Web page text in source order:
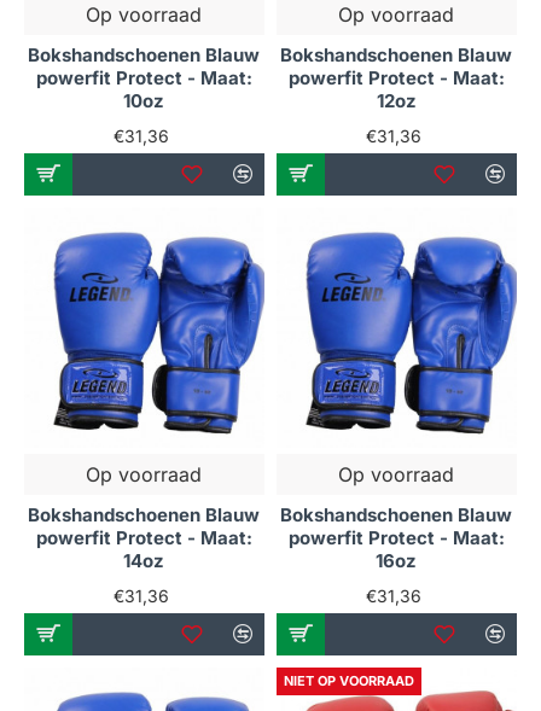
Op voorraad
Bokshandschoenen Blauw
powerfit Protect - Maat:
10oz
€31,36
Op voorraad
Bokshandschoenen Blauw
powerfit Protect - Maat:
12oz
€31,36
Op voorraad
Bokshandschoenen Blauw
powerfit Protect - Maat:
14oz
€31,36
Op voorraad
Bokshandschoenen Blauw
powerfit Protect - Maat:
16oz
€31,36
NIET OP VOORRAAD